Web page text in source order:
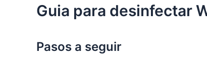
Guia para desinfectar
Pasos a seguir